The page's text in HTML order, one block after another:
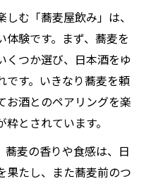
む「蕎麦屋飲み」は、
験です。まず、蕎麦を
くつか選び、日本酒をゆ
です。いきなり蕎麦を頼
お酒とのペアリングを楽
とされています。
蕎麦の香りや食感は、日
果たし、また蕎麦前のつ